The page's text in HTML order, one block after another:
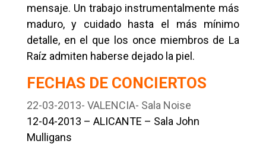
mensaje. Un trabajo instrumentalmente más
maduro, y cuidado hasta el más mínimo
detalle, en el que los once miembros de La
Raíz admiten haberse dejado la piel.
FECHAS DE CONCIERTOS
22-03-2013- VALENCIA- Sala Noise
12-04-2013 – ALICANTE – Sala John
Mulligans